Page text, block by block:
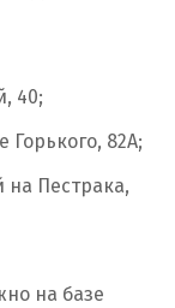
40;
Горького, 82А;
на Пестрака,
на базе